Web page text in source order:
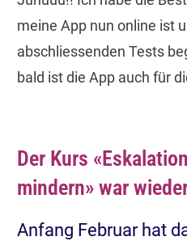
meine App nun online ist
abschliessenden Tests
bald ist die App auch für
Der Kurs
mindern» war
Anfang Februar hat